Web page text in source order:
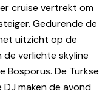
cruise vertrekt om
Gedurende de
uitzicht op de
verlichte skyline
Bosporus. De Turkse
maken de avond